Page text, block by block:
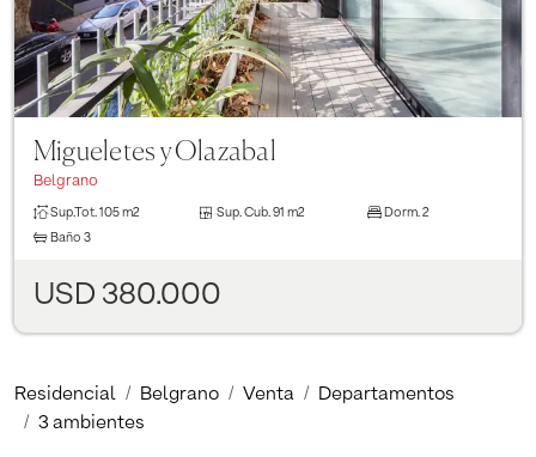
Migueletes y Olazabal
Belgrano
Sup.Tot.105 m2 Sup. Cub. 91 m2 Dorm. 2
Baño 3
USD 380.000
Residencial Belgrano Venta
Departamentos
3 ambientes